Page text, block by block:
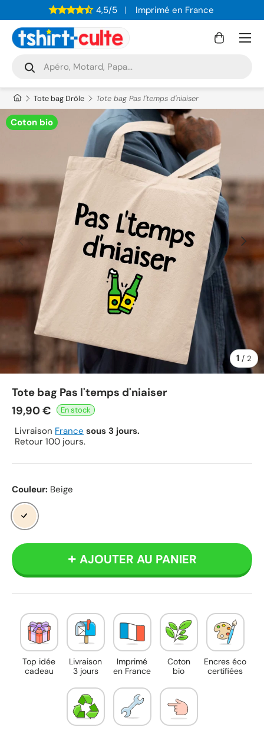
ALLER AU CONTENU
4,5/5 Imprimé en France
Recherche
Rechercher
Panier
Menu
Tote bag Drôle Tote bag Pas l'temps d'niaiser
Coton bio
PRÉCÉDENT
1 / de
2
Tote bag Pas l'temps d'niaiser
19,90 €
Livraison France sous 3 jours.
Retour 100 jours.
Couleur: Beige
Beige
AJOUTER AU PANIER
Top idée
cadeau
Livraison
3 jours
Imprimé
en France
Coton
bio
Encres éco
certifiées